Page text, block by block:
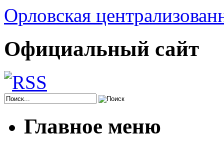
Орловская
Официальный сайт
Главное меню